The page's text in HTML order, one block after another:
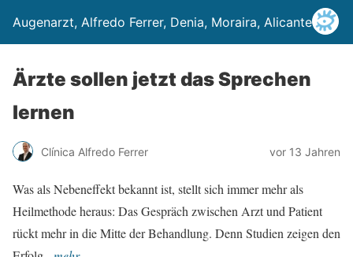
Augenarzt, Alfredo Ferrer, Denia, Moraira, Alicante
Ärzte sollen jetzt das Sprechen
lernen
Clínica Alfredo Ferrer vor 13 Jahren
Was als Nebeneffekt bekannt ist, stellt sich immer mehr als
Heilmethode heraus: Das Gespräch zwischen Arzt und Patient
rückt mehr in die Mitte der Behandlung. Denn Studien zeigen den